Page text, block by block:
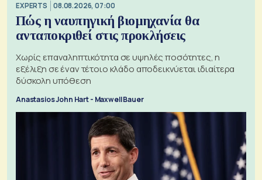
EXPERTS 08.08.2026, 07:00
Πώς η ναυπηγική βιομηχανία θα
ανταποκριθεί στις προκλήσεις
Χωρίς επαναληπτικότητα σε υψηλές ποσότητες, η
εξέλιξη σε έναν τέτοιο κλάδο αποδεικνύεται ιδιαίτερα
δύσκολη υπόθεση
Anastasios John Hart - Maxwell Bauer